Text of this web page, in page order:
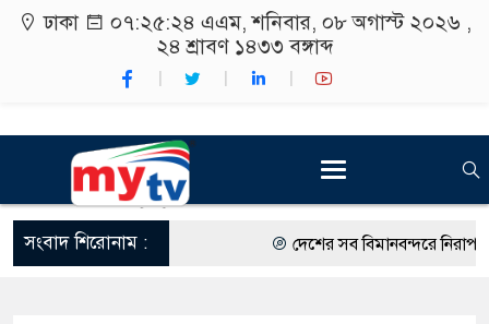
ঢাকা ০৭:২৫:২৫ এএম, শনিবার, ০৮ অগাস্ট ২০২৬ ,
২৪ শ্রাবণ ১৪৩৩ বঙ্গাব্দ
সংবাদ শিরোনাম : দেশের সব বিমানবন্দরে নিরাপত্তা